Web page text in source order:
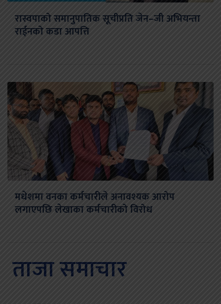
रास्वपाको समानुपातिक सूचीप्रति जेन–जी अभियन्ता
राईनको कडा आपत्ति
मधेशमा वनका कर्मचारीले अनावश्यक आरोप
लगाएपछि लेखाका कर्मचारीको विरोध
ताजा समाचार